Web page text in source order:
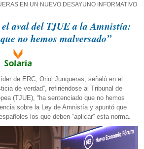
EN UN NUEVO DESAYUNO INFORMATIVO
aval del TJUE a la Amnistía:
no hemos malversado”
de ERC, Oriol Junqueras, señaló en el
de verdad”, refiriéndose al Tribunal de
(TJUE), “ha sentenciado que no hemos
sobre la Ley de Amnistía y apuntó que
los que deben “aplicar” esta norma.